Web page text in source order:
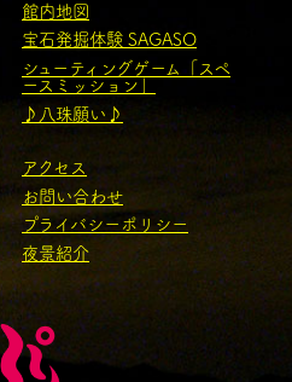
館内地図
宝石発掘体験 SAGASO
シューティングゲーム「スペ
ースミッション」
♪八珠願い♪
アクセス
お問い合わせ
プライバシーポリシー
夜景紹介